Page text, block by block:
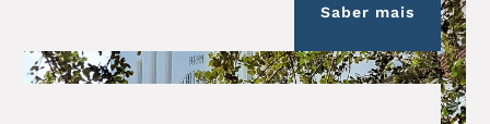
Saber mais